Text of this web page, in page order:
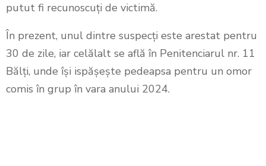
putut fi recunoscuți de victimă.
În prezent, unul dintre suspecți este arestat pentru
30 de zile, iar celălalt se află în Penitenciarul nr. 11
Bălți, unde își ispășește pedeapsa pentru un omor
comis în grup în vara anului 2024.